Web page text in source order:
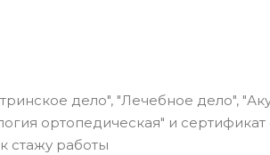
дело", "Лечебное дело",
ортопедическая" и сертификат
стажу работы